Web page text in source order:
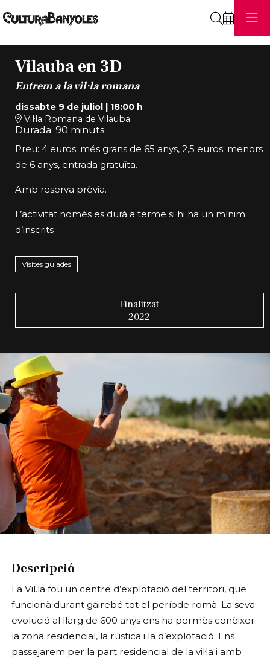
Vilauba en 3D
Entrem a la vil·la romana
dissabte 9 de juliol| 18:00 h
Vil·la Romana de Vilauba
Durada: 90 minuts
Preu: 4 euros; més grans de 65 anys, 2,5 euros; menors
de 6 anys, entrada gratuïta.
Amb reserva prèvia.
L’activitat només es durà a terme si hi ha un mínim
d’inscrits
Visites guiades
Finalitzat
2022
Descripció
La Vil.la fou un centre d’explotació del territori, que
funcionà durant gairebé tot el període romà. La seva
evolució al llarg de 600 anys ens ha permès conèixer
la zona residencial, la rústica i la d’explotació. Ens
passejarem per la part residencial de la vil·la i amb